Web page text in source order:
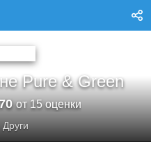
Pure & Green
от 15 оценки
Други